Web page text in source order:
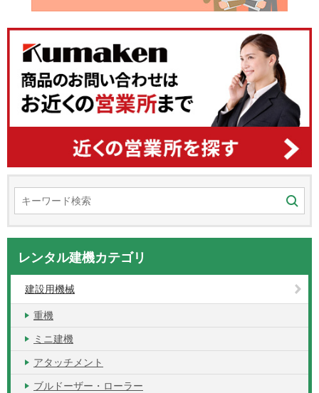
レンタル建機カテゴリ
建設用機械
重機
ミニ建機
アタッチメント
ブルドーザー・ローラー